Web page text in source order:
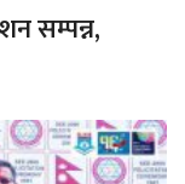
सम्पन्न,